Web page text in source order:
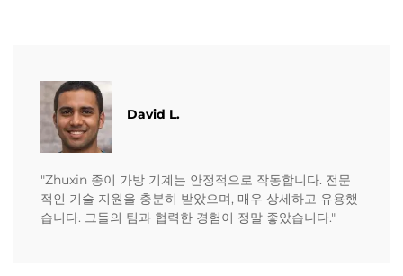
David L.
"Zhuxin 종이 가방 기계는 안정적으로 작동합니다. 전문
적인 기술 지원을 충분히 받았으며, 매우 상세하고 유용했
습니다. 그들의 팀과 협력한 경험이 정말 좋았습니다."